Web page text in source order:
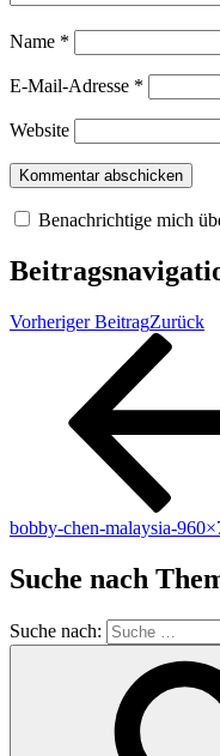
Name *
E-Mail-Adresse *
Website
Benachrichtige mich
Vorheriger BeitragZurück
bobby-chen-malaysia-
Suche nach
Suche nach: